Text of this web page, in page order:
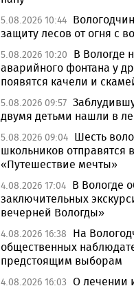
5.08.2026 10:44
защиту лесов от огня с
5.08.2026 10:20
В Вологде
аварийного фонтана у
появятся качели и
5.08.2026 09:57
двумя детьми нашли в
5.08.2026 09:04 Шесть
школьников отправятся
«Путешествие мечты»
4.08.2026 17:04 В Вологде
заключительных
вечерней Вологды»
4.08.2026 16:38
На
общественных
предстоящим выборам
4.08.2026 16:03 О лечении